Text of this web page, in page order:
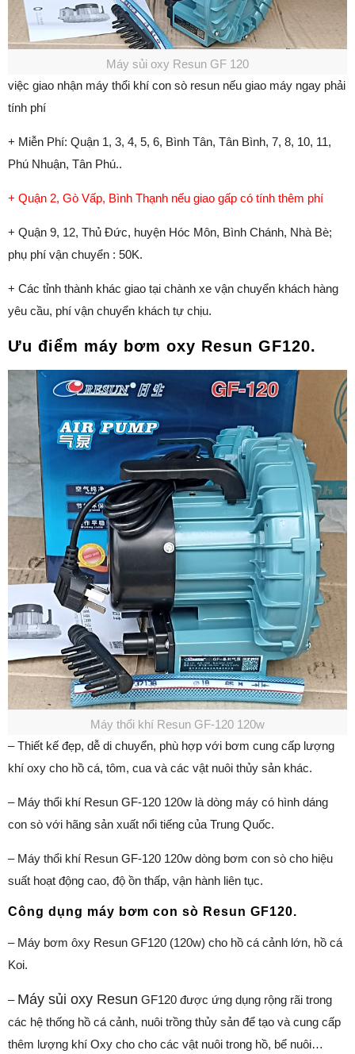
Máy sủi oxy Resun GF 120
việc giao nhận máy thổi khí con sò resun nếu giao máy ngay phải
tính phí
+ Miễn Phí: Quận 1, 3, 4, 5, 6, Bình Tân, Tân Bình, 7, 8, 10, 11,
Phú Nhuận, Tân Phú..
+ Quận 2, Gò Vấp, Bình Thạnh nếu giao gấp có tính thêm phí
+ Quận 9, 12, Thủ Đức, huyện Hóc Môn, Bình Chánh, Nhà Bè;
phụ phí vận chuyển : 50K.
+ Các tỉnh thành khác giao tại chành xe vận chuyển khách hàng
yêu cầu, phí vận chuyển khách tự chịu.
Ưu điểm máy bơm oxy Resun GF120.
Máy thổi khí Resun GF-120 120w
– Thiết kế đẹp, dễ di chuyển, phù hợp với bơm cung cấp lượng
khí oxy cho hồ cá, tôm, cua và các vật nuôi thủy sản khác.
– Máy thổi khí Resun GF-120 120w là dòng máy có hình dáng
con sò với hãng sản xuất nổi tiếng của Trung Quốc.
– Máy thổi khí Resun GF-120 120w dòng bơm con sò cho hiệu
suất hoạt động cao, độ ồn thấp, vận hành liên tục.
Công dụng máy bơm con sò Resun GF120.
– Máy bơm ôxy Resun GF120 (120w) cho hồ cá cảnh lớn, hồ cá
Koi.
– Máy sủi oxy Resun GF120 được ứng dụng rộng rãi trong
các hệ thống hồ cá cảnh, nuôi trồng thủy sản để tạo và cung cấp
thêm lượng khí Oxy cho cho các vật nuôi trong hồ, bể nuôi…